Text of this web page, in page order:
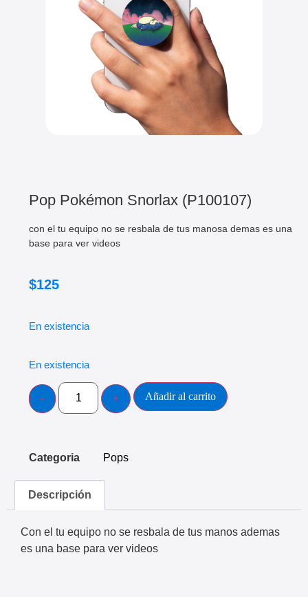
Pop Pokémon Snorlax (P100107)
con el tu equipo no se resbala de tus manosa demas es una
base para ver videos
$125
En existencia
En existencia
Añadir al carrito
Categoria Pops
Descripción
Con el tu equipo no se resbala de tus manos ademas
es una base para ver videos